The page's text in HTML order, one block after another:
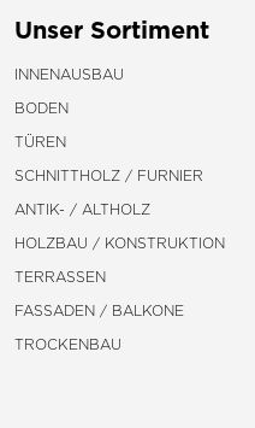
Unser Sortiment
INNENAUSBAU
BODEN
TÜREN
SCHNITTHOLZ / FURNIER
ANTIK- / ALTHOLZ
HOLZBAU / KONSTRUKTION
TERRASSEN
FASSADEN / BALKONE
TROCKENBAU